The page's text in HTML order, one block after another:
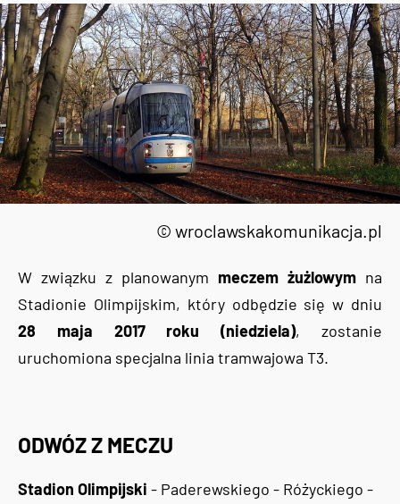
© wroclawskakomunikacja.pl
W związku z planowanym meczem żużlowym na
Stadionie Olimpijskim, który odbędzie się w dniu
28 maja 2017 roku (niedziela), zostanie
uruchomiona specjalna linia tramwajowa T3.
ODWÓZ Z MECZU
Stadion Olimpijski - Paderewskiego - Różyckiego -